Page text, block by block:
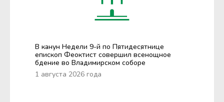
В канун Недели 9-й по Пятидесятнице
епископ Феоктист совершил всенощное
бдение во Владимирском соборе
1 августа 2026 года